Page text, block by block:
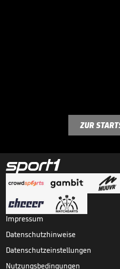
ZUR
Impressum
Datenschutzhinweise
Datenschutzeinstellungen
Nutzungsbedingungen